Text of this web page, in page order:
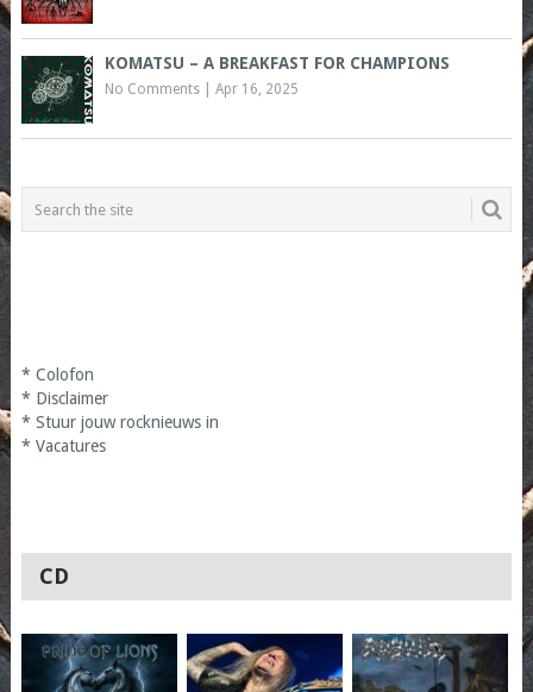
KOMATSU – A BREAKFAST FOR CHAMPIONS
No Comments| Apr 16, 2025
* Colofon
* Disclaimer
* Stuur jouw rocknieuws in
* Vacatures
CD